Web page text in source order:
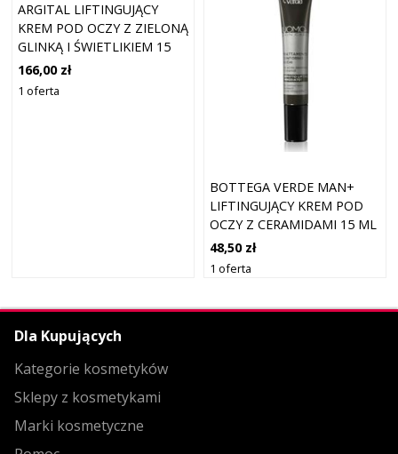
ARGITAL LIFTINGUJĄCY
KREM POD OCZY Z ZIELONĄ
GLINKĄ I ŚWIETLIKIEM 15
ML
166,00 zł
1 oferta
BOTTEGA VERDE MAN+
LIFTINGUJĄCY KREM POD
OCZY Z CERAMIDAMI 15 ML
48,50 zł
1 oferta
Dla Kupujących
Kategorie kosmetyków
Sklepy z kosmetykami
Marki kosmetyczne